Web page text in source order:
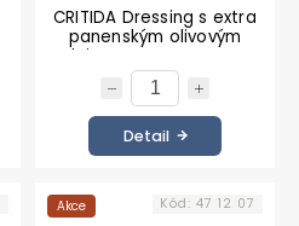
CRITIDA Dressing s extra
panenským olivovým
olejem s pomerančem
200 ml
Detail
Akce Kód: 47 12 07